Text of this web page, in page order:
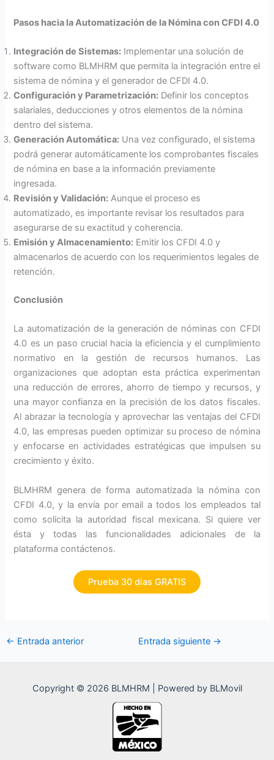
Pasos hacia la Automatización de la Nómina con CFDI 4.0
Integración de Sistemas: Implementar una solución de
software como BLMHRM que permita la integración entre el
sistema de nómina y el generador de CFDI 4.0.
Configuración y Parametrización: Definir los conceptos
salariales, deducciones y otros elementos de la nómina
dentro del sistema.
Generación Automática: Una vez configurado, el sistema
podrá generar automáticamente los comprobantes fiscales
de nómina en base a la información previamente
ingresada.
Revisión y Validación: Aunque el proceso es
automatizado, es importante revisar los resultados para
asegurarse de su exactitud y coherencia.
Emisión y Almacenamiento: Emitir los CFDI 4.0 y
almacenarlos de acuerdo con los requerimientos legales de
retención.
Conclusión
La automatización de la generación de nóminas con CFDI
4.0 es un paso crucial hacia la eficiencia y el cumplimiento
normativo en la gestión de recursos humanos. Las
organizaciones que adoptan esta práctica experimentan
una reducción de errores, ahorro de tiempo y recursos, y
una mayor confianza en la precisión de los datos fiscales.
Al abrazar la tecnología y aprovechar las ventajas del CFDI
4.0, las empresas pueden optimizar su proceso de nómina
y enfocarse en actividades estratégicas que impulsen su
crecimiento y éxito.
BLMHRM genera de forma automatizada la nómina con
CFDI 4.0, y la envía por email a todos los empleados tal
como solicita la autoridad fiscal mexicana. Si quiere ver
ésta y todas las funcionalidades adicionales de la
plataforma contáctenos.
Prueba 30 días GRATIS
← Entrada anterior Entrada siguiente →
Copyright © 2026 BLMHRM | Powered by BLMovil